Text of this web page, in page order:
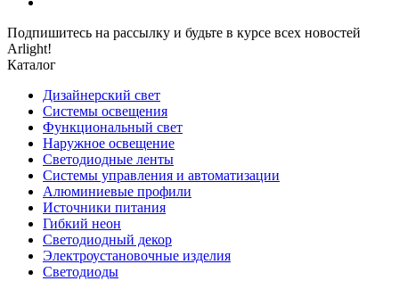
Подпишитесь на рассылку и будьте в курсе всех новостей
Arlight!
Каталог
Дизайнерский свет
Системы освещения
Функциональный свет
Наружное освещение
Светодиодные ленты
Системы управления и автоматизации
Алюминиевые профили
Источники питания
Гибкий неон
Светодиодный декор
Электроустановочные изделия
Светодиоды